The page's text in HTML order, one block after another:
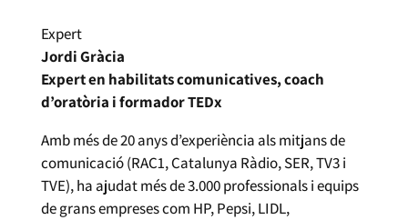
Expert
Jordi Gràcia
Expert en habilitats comunicatives, coach
d’oratòria i formador TEDx
Amb més de 20 anys d’experiència als mitjans de
comunicació (RAC1, Catalunya Ràdio, SER, TV3 i
TVE), ha ajudat més de 3.000 professionals i equips
de grans empreses com HP, Pepsi, LIDL,